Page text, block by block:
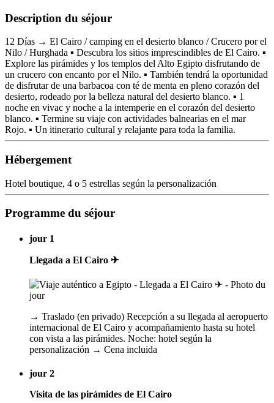
Description du séjour
12 Días → El Cairo / camping en el desierto blanco / Crucero por el
Nilo / Hurghada ▪️ Descubra los sitios imprescindibles de El Cairo. ▪️
Explore las pirámides y los templos del Alto Egipto disfrutando de
un crucero con encanto por el Nilo. ▪️ También tendrá la oportunidad
de disfrutar de una barbacoa con té de menta en pleno corazón del
desierto, rodeado por la belleza natural del desierto blanco. ▪️ 1
noche en vivac y noche a la intemperie en el corazón del desierto
blanco. ▪️ Termine su viaje con actividades balnearias en el mar
Rojo. ▪️ Un itinerario cultural y relajante para toda la familia.
Hébergement
Hotel boutique, 4 o 5 estrellas según la personalización
Programme du séjour
jour 1
Llegada a El Cairo ✈
→ Traslado (en privado) Recepción a su llegada al aeropuerto
internacional de El Cairo y acompañamiento hasta su hotel
con vista a las pirámides. Noche: hotel según la
personalización → Cena incluida
jour 2
Visita de las pirámides de El Cairo